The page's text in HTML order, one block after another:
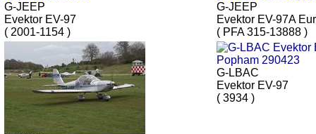
G-JEEP
Evektor EV-97
( 2001-1154 )
G-JEEP
Evektor EV-97A
( PFA 315-13888 )
G-LBAC
Evektor EV-97
( 3934 )